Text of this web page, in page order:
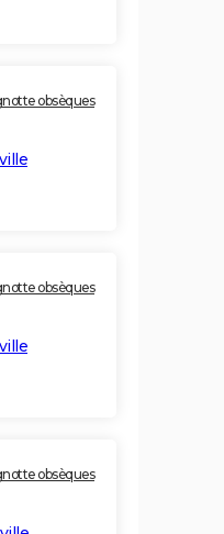
obsèques
obsèques
obsèques